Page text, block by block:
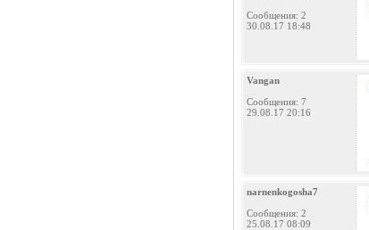
Сообщения: 2
30.08.17 18:48
Vangan
Сообщения: 7
29.08.17 20:16
narnenkogosha7
Сообщения: 2
25.08.17 08:09